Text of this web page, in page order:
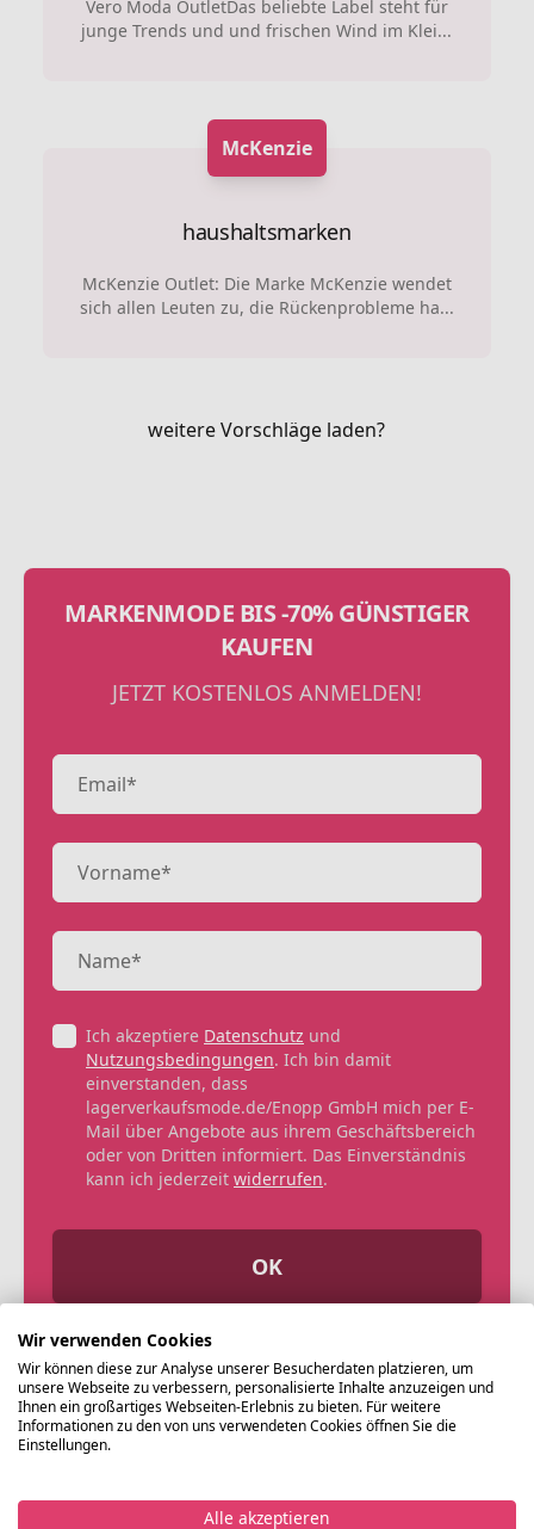
Vero Moda OutletDas beliebte Label steht für
junge Trends und und frischen Wind im Klei...
McKenzie
haushaltsmarken
McKenzie Outlet: Die Marke McKenzie wendet
sich allen Leuten zu, die Rückenprobleme ha...
weitere Vorschläge laden?
MARKENMODE BIS -70% GÜNSTIGER
KAUFEN
JETZT KOSTENLOS ANMELDEN!
Ich akzeptiere Datenschutz und
Nutzungsbedingungen. Ich bin damit
einverstanden, dass
lagerverkaufsmode.de/Enopp GmbH mich per E-
Mail über Angebote aus ihrem Geschäftsbereich
oder von Dritten informiert. Das Einverständnis
kann ich jederzeit widerrufen.
OK
Wir verwenden Cookies
Wir können diese zur Analyse unserer Besucherdaten platzieren, um
unsere Webseite zu verbessern, personalisierte Inhalte anzuzeigen und
Ihnen ein großartiges Webseiten-Erlebnis zu bieten. Für weitere
Informationen zu den von uns verwendeten Cookies öffnen Sie die
Einstellungen.
Alle akzeptieren